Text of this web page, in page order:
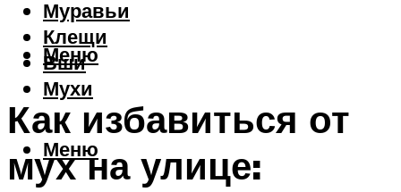
Муравьи
Клещи
Вши
Мухи
Меню
Меню
Как избавиться от
мух на улице: